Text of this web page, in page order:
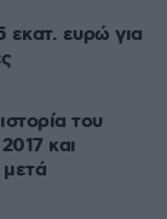
ευρώ για
του
και
μετά